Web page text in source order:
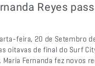
Reyes
feira, 20 de Setembro
oitavas de final do Surf
Maria Fernanda fez